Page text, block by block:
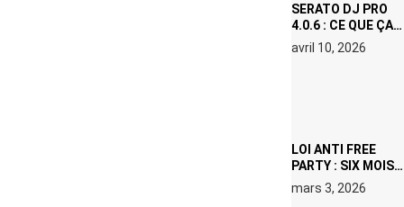
SERATO DJ PRO
4.0.6 : CE QUE ÇA
CHANGE, MÊME SI
VOUS N’ÊTES NI
avril 10, 2026
LOI ANTI FREE
PARTY : SIX MOIS
DE PRISON ET 5
000 € D’AMENDE
mars 3, 2026